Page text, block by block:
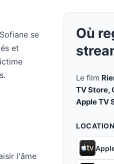
se
et
l'âme
Où
Le film
TV Store,
Apple TV
LOCATION